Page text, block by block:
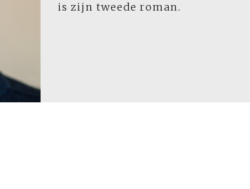
is zijn tweede roman.